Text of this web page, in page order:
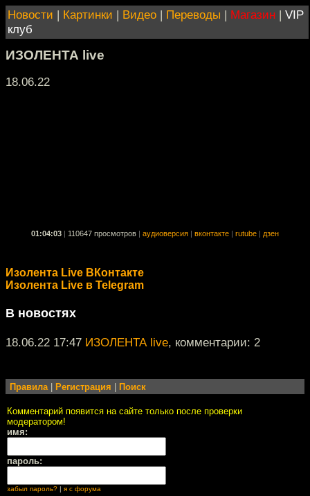
Новости | Картинки | Видео | Переводы | Магазин | VIP
клуб
ИЗОЛЕНТА live
18.06.22
01:04:03 110647 просмотров аудиоверсия вконтакте rutube дзен
Изолента Live ВКонтакте
Изолента Live в Telegram
В новостях
18.06.22 17:47 ИЗОЛЕНТА live, комментарии: 2
Правила| Регистрация Поиск
Комментарий появится на сайте только после проверки
модератором!
имя:
пароль:
забыл пароль? я с форума